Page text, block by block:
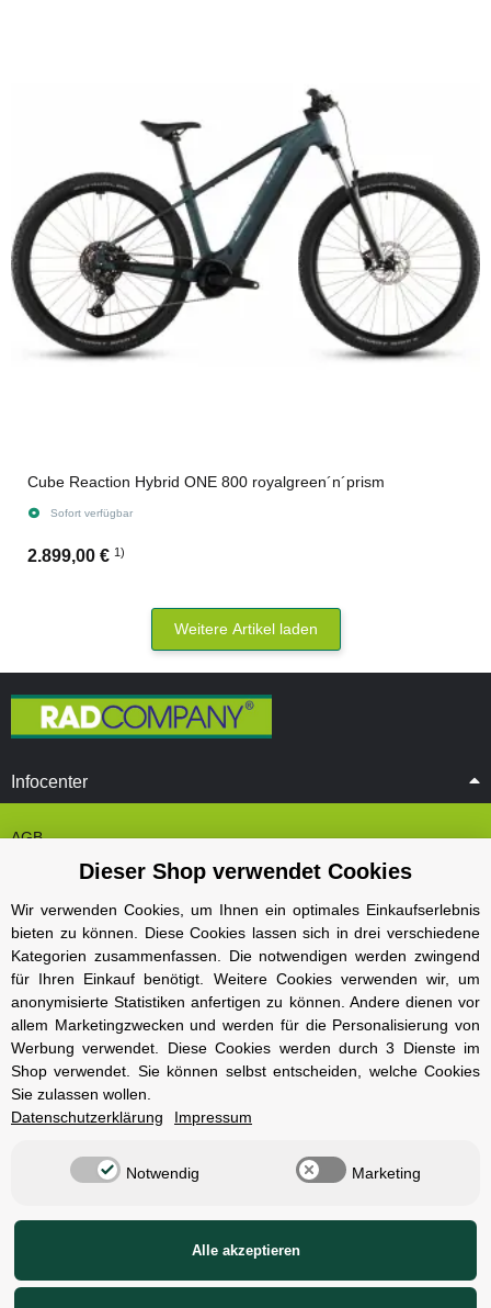
Cube Reaction Hybrid ONE 800 royalgreen´n´prism
Sofort verfügbar
2.899,00 € 1)
Weitere Artikel laden
Infocenter
AGB
Cookie Einstelungen
Datenschutz
Impressum
Kontakt und Öffnungszeiten
Versand und Zahlungsarten
Widerrufsbelehrung
Radcompany
Berlin Schöneberg
Cube Store Berlin Marienfelde
Dieser Shop verwendet Cookies
Wir verwenden Cookies, um Ihnen ein optimales Einkaufserlebnis
bieten zu können. Diese Cookies lassen sich in drei verschiedene
Kategorien zusammenfassen. Die notwendigen werden zwingend
für Ihren Einkauf benötigt. Weitere Cookies verwenden wir, um
anonymisierte Statistiken anfertigen zu können. Andere dienen vor
allem Marketingzwecken und werden für die Personalisierung von
Werbung verwendet. Diese Cookies werden durch 3 Dienste im
Shop verwendet. Sie können selbst entscheiden, welche Cookies
Sie zulassen wollen.
Datenschutzerklärung
Impressum
Notwendig Marketing
Alle akzeptieren